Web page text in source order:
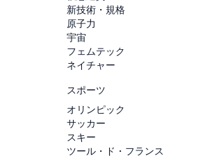
新技術・規格
原子力
宇宙
フェムテック
ネイチャー
スポーツ
オリンピック
サッカー
スキー
ツール・ド・フランス